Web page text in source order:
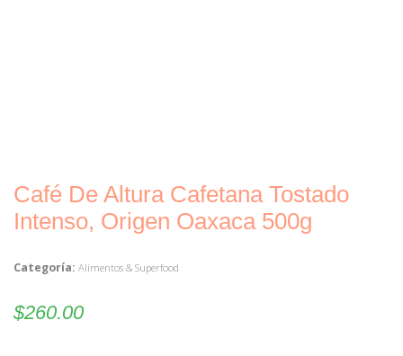
Café De Altura Cafetana Tostado
Intenso, Origen Oaxaca 500g
Categoría: Alimentos & Superfood
$260.00